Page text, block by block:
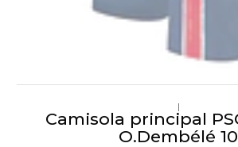
|
Camisola principal
O.Dembélé 10